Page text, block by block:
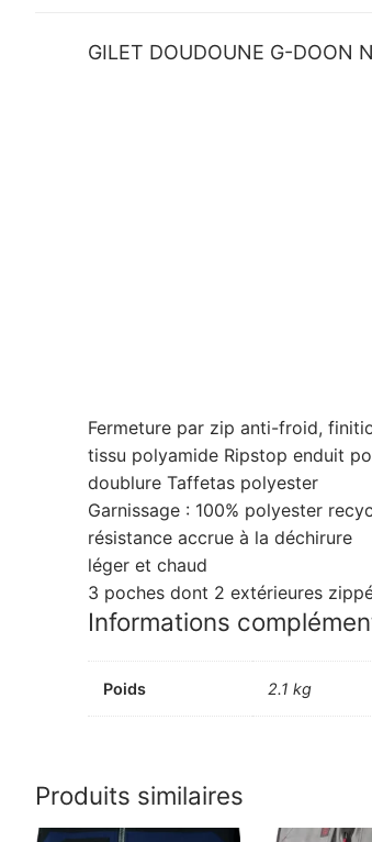
GILET DOUDOUNE G-DOON
Fermeture par zip anti-froid,
tissu polyamide Ripstop enduit
doublure Taffetas polyester
Garnissage : 100% polyester
résistance accrue à la déchirure
léger et chaud
3 poches dont 2 extérieures
Informations
Poids 2.1 kg
Produits similaires